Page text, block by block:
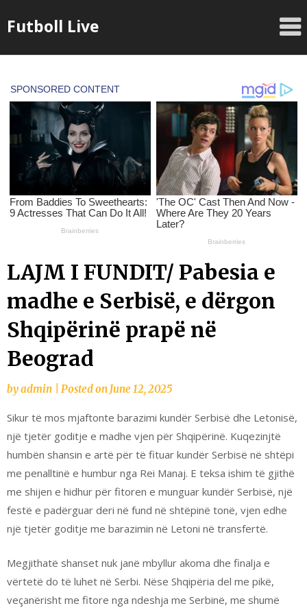
toFutboll Live
LAJM I FUNDIT/ Pabesia e
madhe e Serbisë, e dërgon
Shqipërinë prapë në
Beograd
byadmin Posted onJune 12, 2025
Sikur të mos mjaftonte barazimi kundër Serbisë dhe Letonisë,
një tjetër goditje e madhe vjen për Shqipërinë. Kuqezinjtë
humbën shansin e artë për të fituar kundër Serbisë në shtëpi
me penalltinë e humbur nga Rei Manaj. E teksa ishim të gjithë
me shijen e hidhur për fitoren e munguar kundër Serbisë, një
festë e padërguar deri në fund në shtëpinë tonë, vjen edhe
një tjetër goditje me barazimin në Letoni në transfertë.
Megjithatë shanset nuk janë mbyllur akoma dhe finalja e
vërtetë do të luhet në Serbi. Nëse Shqipëria del me pikë,
veçanërisht me fitore nga ndeshja me Serbinë, me shumë